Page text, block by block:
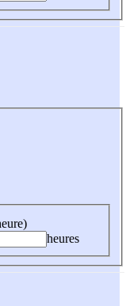
heures